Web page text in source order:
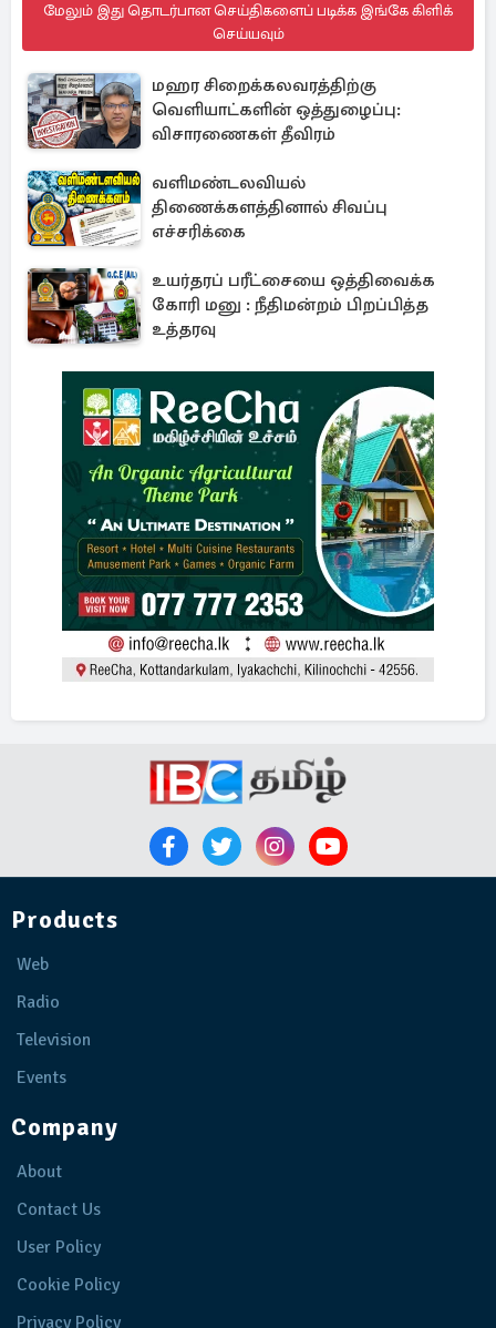
மேலும் இது தொடர்பான செய்திகளைப் படிக்க இங்கே கிளிக்
செய்யவும்
மஹர சிறைக்கலவரத்திற்கு
வெளியாட்களின் ஒத்துழைப்பு:
விசாரணைகள் தீவிரம்
வளிமண்டலவியல்
திணைக்களத்தினால் சிவப்பு
எச்சரிக்கை
உயர்தரப் பரீட்சையை ஒத்திவைக்க
கோரி மனு : நீதிமன்றம் பிறப்பித்த
உத்தரவு
Products
Web
Radio
Television
Events
Company
About
Contact Us
User Policy
Cookie Policy
Privacy Policy